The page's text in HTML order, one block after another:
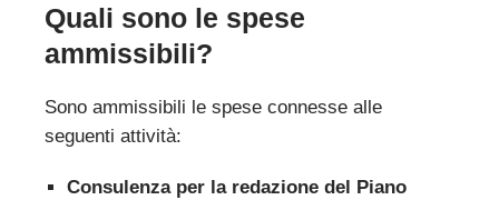
Quali sono le spese
ammissibili?
Sono ammissibili le spese connesse alle
seguenti attività:
Consulenza per la redazione del Piano